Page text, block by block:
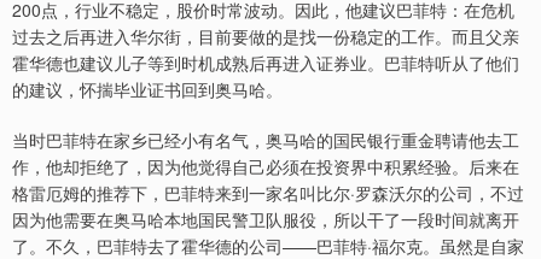
200点，行业不稳定，股价时常波动。因此，他建议巴菲特：在危机
过去之后再进入华尔街，目前要做的是找一份稳定的工作。而且父亲
霍华德也建议儿子等到时机成熟后再进入证券业。巴菲特听从了他们
的建议，怀揣毕业证书回到奥马哈。
当时巴菲特在家乡已经小有名气，奥马哈的国民银行重金聘请他去工
作，他却拒绝了，因为他觉得自己必须在投资界中积累经验。后来在
格雷厄姆的推荐下，巴菲特来到一家名叫比尔·罗森沃尔的公司，不过
因为他需要在奥马哈本地国民警卫队服役，所以干了一段时间就离开
了。不久，巴菲特去了霍华德的公司——巴菲特·福尔克。虽然是自家